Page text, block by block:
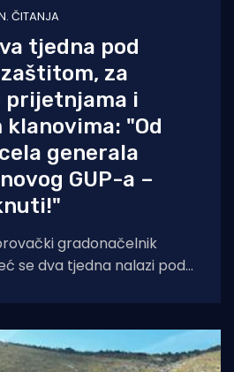
ČITANJA
tjedna pod
za
prijetnjama i
"Od
generala
GUP-a –
gradonačelnik
se dva tjedna nalazi pod